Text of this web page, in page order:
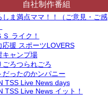
自社制作番組
しま満点ママ！！（ご意見・ご感
Ｓ ライク！
応援 スポーツLOVERS
キャンプ場
ごろつられごろ
だったのかンパニー
TSS Live News days
TSS Live News イット！